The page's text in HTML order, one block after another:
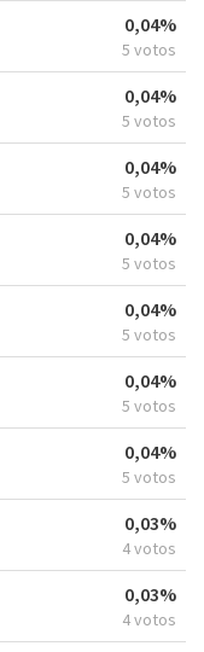
0,04%
5 votos
0,04%
5 votos
0,04%
5 votos
0,04%
5 votos
0,04%
5 votos
0,04%
5 votos
0,04%
5 votos
0,03%
4 votos
0,03%
4 votos